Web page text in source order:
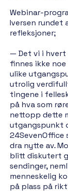
Webinar-
Iversen rundet
refleksjoner;
— Det vi i
finnes ikke
ulike
utrolig
tingene i
på hva som
nettopp dette
utgangspunkt
24SevenOffice
dra nytte av.
blitt diskutert
sendinger,
menneskelig
på plass på